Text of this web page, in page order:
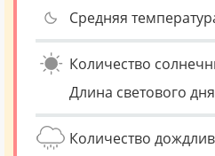
Средняя
Количество
Длина светового
Количество